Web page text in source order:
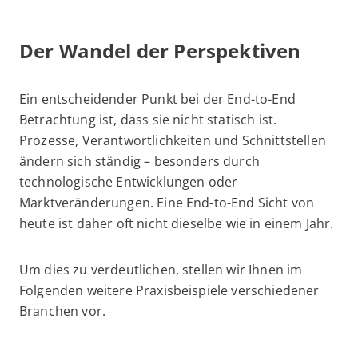
Der Wandel der Perspektiven
Ein entscheidender Punkt bei der End-to-End
Betrachtung ist, dass sie nicht statisch ist.
Prozesse, Verantwortlichkeiten und Schnittstellen
ändern sich ständig – besonders durch
technologische Entwicklungen oder
Marktveränderungen. Eine End-to-End Sicht von
heute ist daher oft nicht dieselbe wie in einem Jahr.
Um dies zu verdeutlichen, stellen wir Ihnen im
Folgenden weitere Praxisbeispiele verschiedener
Branchen vor.